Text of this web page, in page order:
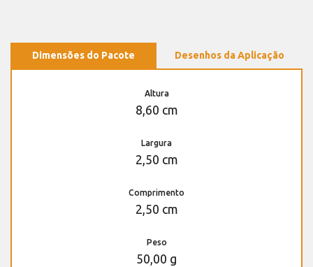
Dimensões do Pacote Desenhos da Aplicação
Altura
8,60 cm
Largura
2,50 cm
Comprimento
2,50 cm
Peso
50,00 g